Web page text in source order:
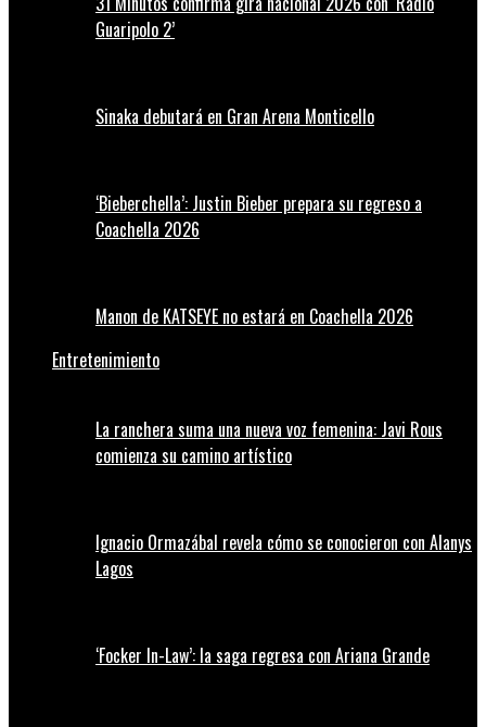
Guaripolo 2’
Sinaka debutará en Gran Arena Monticello
‘Bieberchella’: Justin Bieber prepara su regreso a
Coachella 2026
Manon de KATSEYE no estará en Coachella 2026
Entretenimiento
La ranchera suma una nueva voz femenina: Javi Rous
comienza su camino artístico
Ignacio Ormazábal revela cómo se conocieron con Alanys
Lagos
‘Focker In-Law’: la saga regresa con Ariana Grande